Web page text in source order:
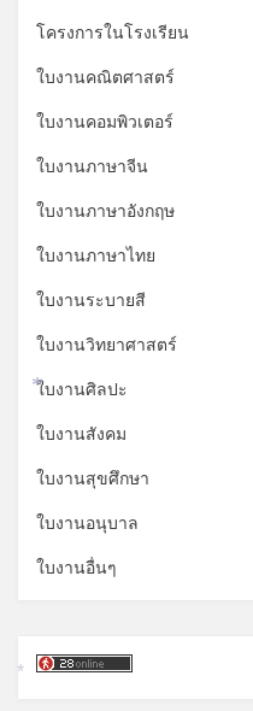
โครงการในโรงเรียน
ใบงานคณิตศาสตร์
ใบงานคอมพิวเตอร์
ใบงานภาษาจีน
ใบงานภาษาอังกฤษ
ใบงานภาษาไทย
ใบงานระบายสี
ใบงานวิทยาศาสตร์
ใบงานศิลปะ
ใบงานสังคม
ใบงานสุขศึกษา
ใบงานอนุบาล
ใบงานอื่นๆ